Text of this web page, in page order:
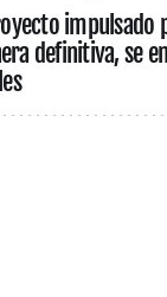
impulsado
definitiva, se